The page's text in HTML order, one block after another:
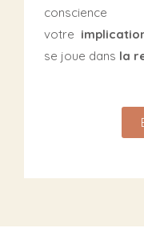
votre
se joue dans la